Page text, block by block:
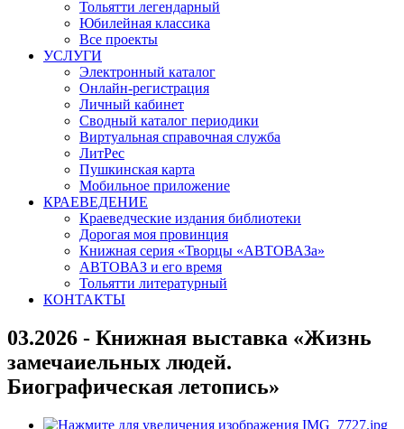
Тольятти легендарный
Юбилейная классика
Все проекты
УСЛУГИ
Электронный каталог
Онлайн-регистрация
Личный кабинет
Сводный каталог периодики
Виртуальная справочная служба
ЛитРес
Пушкинская карта
Мобильное приложение
КРАЕВЕДЕНИЕ
Краеведческие издания библиотеки
Дорогая моя провинция
Книжная серия «Творцы «АВТОВАЗа»
АВТОВАЗ и его время
Тольятти литературный
КОНТАКТЫ
03.2026 - Книжная выставка «Жизнь
замечаиельных людей.
Биографическая летопись»